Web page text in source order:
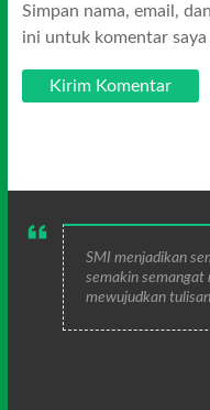
Simpan nama, email,
ini untuk komentar
SMI menjadikan
semakin semangat
mewujudkan